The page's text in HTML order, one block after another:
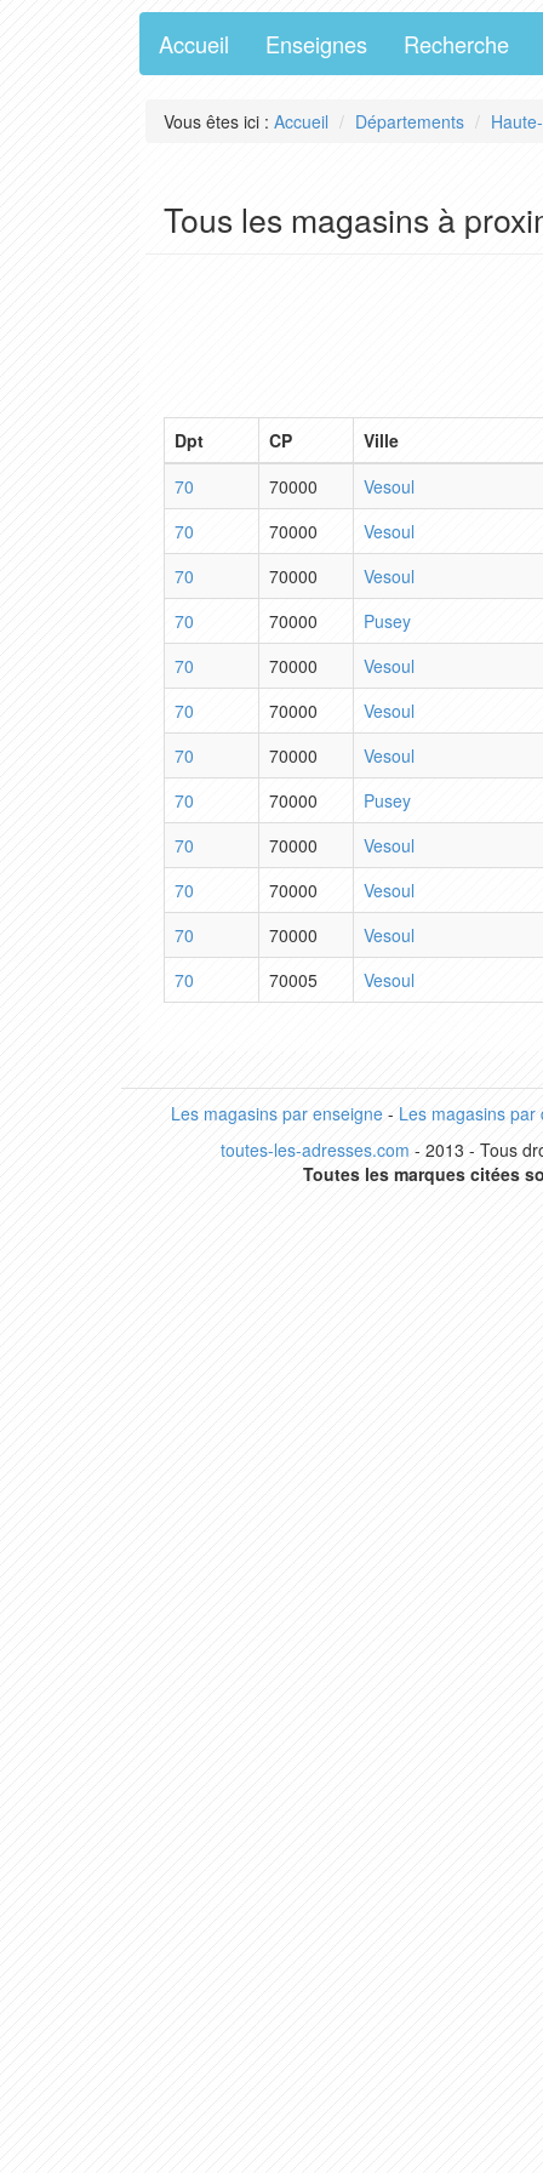
Accueil Enseignes Recherche
Vous êtes ici : Accueil Départements
Tous les magasins à
Dpt CP
Ville
70
70000
Vesoul
70
70000
Vesoul
70
70000
Vesoul
70
70000
Pusey
70
70000
Vesoul
70
70000
Vesoul
70
70000
Vesoul
70
70000
Pusey
70
70000
Vesoul
70
70000
Vesoul
70
70000
Vesoul
70
70005 Vesoul
Les magasins par enseigne- Les magasins par
toutes-les-adresses.com - 2013 - Tous
Toutes les marques citées